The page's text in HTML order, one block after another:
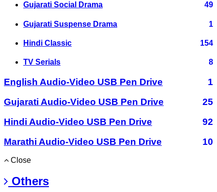
Gujarati Social Drama 49
Gujarati Suspense Drama 1
Hindi Classic 154
TV Serials 8
English Audio-Video USB Pen Drive
1
Gujarati Audio-Video USB Pen Drive
25
Hindi Audio-Video USB Pen Drive
92
Marathi Audio-Video USB Pen Drive
10
Close
Others